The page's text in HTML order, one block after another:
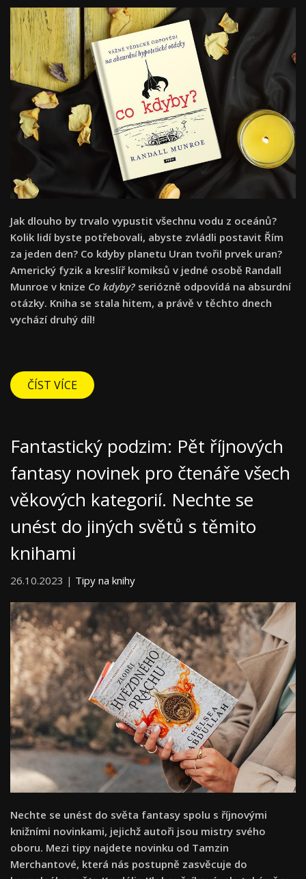
Jak dlouho by trvalo vypustit všechnu vodu z oceánů?
Kolik lidí byste potřebovali, abyste zvládli postavit Řím
za jeden den? Co kdyby planetu Uran tvořil prvek uran?
Americký fyzik a kreslíř komiksů v jedné osobě Randall
Munroe v knize Co kdyby? seriózně odpovídá na absurdní
otázky. Kniha se stala hitem, a právě v těchto dnech
vychází druhý díl!
ČÍST VÍCE
Fantastický podzim: Pět říjnových
fantasy novinek pro čtenáře všech
věkových kategorií. Nechte se
unést do jiných světů s těmito
knihami
26.10.2023 | Tipy na knihy
Nechte se unést do světa fantasy spolu s říjnovými
knižními novinkami, jejichž autoři jsou mistry svého
oboru. Mezi tipy najdete novinku od Tamzin
Merchantové, která nás postupně zasvěcuje do